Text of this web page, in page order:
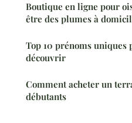
Boutique en ligne pour
être des plumes à
Top 10 prénoms uniques
découvrir
Comment acheter un
débutants